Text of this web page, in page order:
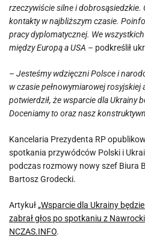
rzeczywiście silne i dobrosąsiedzkie.
kontakty w najbliższym czasie.
pracy dyplomatycznej. We
między Europą a USA – podkreślił
– Jesteśmy wdzięczni Polsce i
w czasie pełnowymiarowej rosyjskiej
potwierdził, że wsparcie dla Ukrainy
Doceniamy to oraz nasz
Kancelaria Prezydenta RP
spotkania przywódców Polski i
podczas rozmowy nowy szef Biura
Bartosz Grodecki.
Artykuł„Wsparcie dla Ukrainy
zabrał głos po spotkaniu z
NCZAS.INFO.